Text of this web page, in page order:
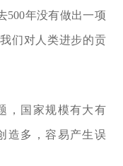
500年没有做出一项
们对人类进步的贡
国家规模有大有
造多，容易产生误